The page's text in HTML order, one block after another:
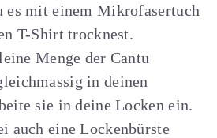
es mit einem Mikrofasertuch
T-Shirt trocknest.
Menge der Cantu
in deinen
sie in deine Locken ein.
auch eine Lockenbürste